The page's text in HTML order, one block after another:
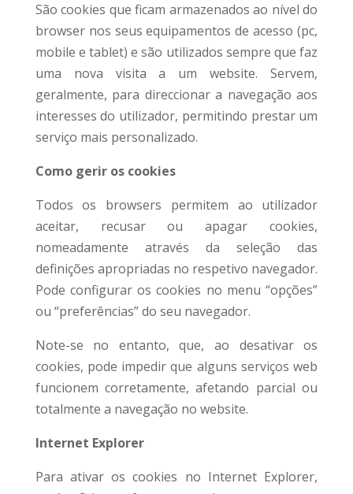
São cookies que ficam armazenados ao nível do
browser nos seus equipamentos de acesso (pc,
mobile e tablet) e são utilizados sempre que faz
uma nova visita a um website. Servem,
geralmente, para direccionar a navegação aos
interesses do utilizador, permitindo prestar um
serviço mais personalizado.
Como gerir os cookies
Todos os browsers permitem ao utilizador
aceitar, recusar ou apagar cookies,
nomeadamente através da seleção das
definições apropriadas no respetivo navegador.
Pode configurar os cookies no menu “opções”
ou “preferências” do seu navegador.
Note-se no entanto, que, ao desativar os
cookies, pode impedir que alguns serviços web
funcionem corretamente, afetando parcial ou
totalmente a navegação no website.
Internet Explorer
Para ativar os cookies no Internet Explorer,